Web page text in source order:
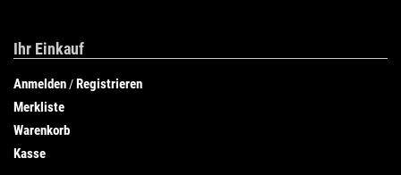
Ihr Einkauf
Anmelden /Registrieren
Merkliste
Warenkorb
Kasse